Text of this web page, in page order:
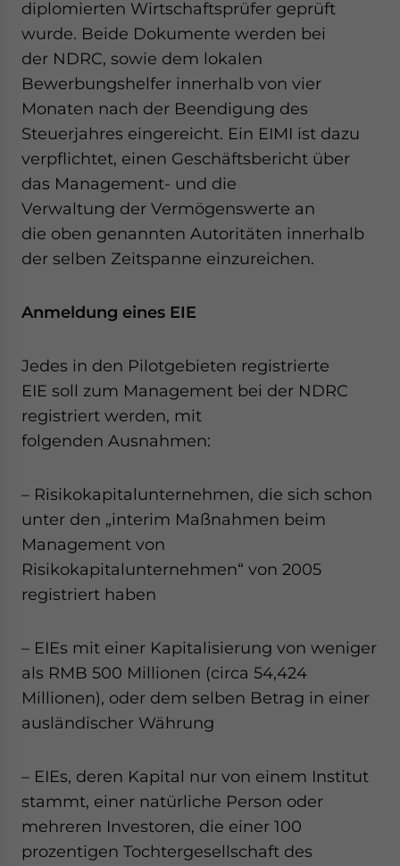
diplomierten Wirtschaftsprüfer geprüft
wurde. Beide Dokumente werden bei
der NDRC, sowie dem lokalen
Bewerbungshelfer innerhalb von vier
Monaten nach der Beendigung des
Steuerjahres eingereicht. Ein EIMI ist dazu
verpflichtet, einen Geschäftsbericht über
das Management- und die
Verwaltung der Vermögenswerte an
die oben genannten Autoritäten innerhalb
der selben Zeitspanne einzureichen.
Anmeldung eines EIE
Jedes in den Pilotgebieten registrierte
EIE soll zum Management bei der NDRC
registriert werden, mit
folgenden Ausnahmen:
– Risikokapitalunternehmen, die sich schon
unter den „interim Maßnahmen beim
Management von
Risikokapitalunternehmen“ von 2005
registriert haben
– EIEs mit einer Kapitalisierung von weniger
als RMB 500 Millionen (circa 54,424
Millionen), oder dem selben Betrag in einer
ausländischer Währung
– EIEs, deren Kapital nur von einem Institut
stammt, einer natürliche Person oder
mehreren Investoren, die einer 100
prozentigen Tochtergesellschaft des